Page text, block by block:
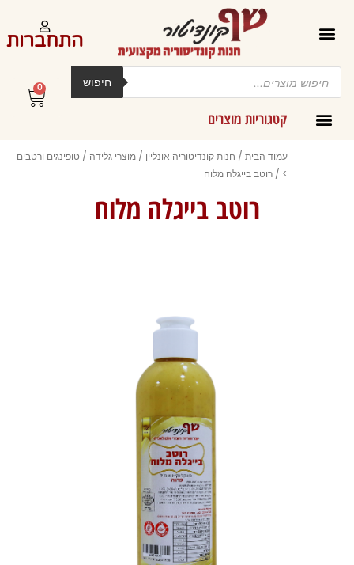
התחברות
Products
search
חיפוש
קטגוריות מוצרים
0
עגלת
קניות
עמוד הבית / חנות קונדיטוריה אונליין / מוצרי גלידה / טופינגים ורטבים
> / רוטב בייגלה מלוח
רוטב בייגלה מלוח